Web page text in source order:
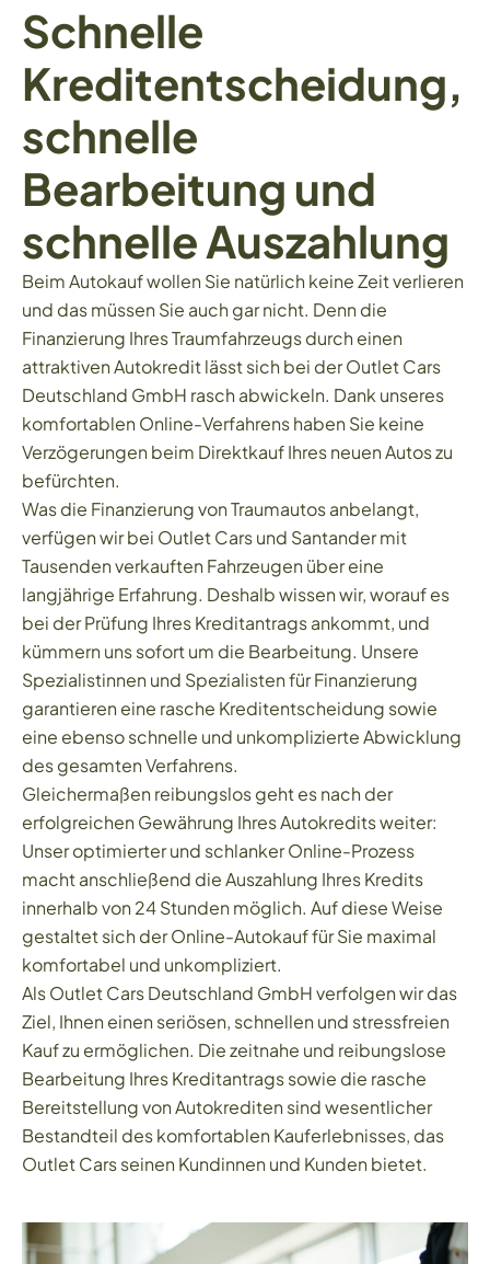
Schnelle
Kreditentscheidung,
schnelle
Bearbeitung und
schnelle Auszahlung
Beim Autokauf wollen Sie natürlich keine Zeit verlieren
und das müssen Sie auch gar nicht. Denn die
Finanzierung Ihres Traumfahrzeugs durch einen
attraktiven Autokredit lässt sich bei der Outlet Cars
Deutschland GmbH rasch abwickeln. Dank unseres
komfortablen Online-Verfahrens haben Sie keine
Verzögerungen beim Direktkauf Ihres neuen Autos zu
befürchten.
Was die Finanzierung von Traumautos anbelangt,
verfügen wir bei Outlet Cars und Santander mit
Tausenden verkauften Fahrzeugen über eine
langjährige Erfahrung. Deshalb wissen wir, worauf es
bei der Prüfung Ihres Kreditantrags ankommt, und
kümmern uns sofort um die Bearbeitung. Unsere
Spezialistinnen und Spezialisten für Finanzierung
garantieren eine rasche Kreditentscheidung sowie
eine ebenso schnelle und unkomplizierte Abwicklung
des gesamten Verfahrens.
Gleichermaßen reibungslos geht es nach der
erfolgreichen Gewährung Ihres Autokredits weiter:
Unser optimierter und schlanker Online-Prozess
macht anschließend die Auszahlung Ihres Kredits
innerhalb von 24 Stunden möglich. Auf diese Weise
gestaltet sich der Online-Autokauf für Sie maximal
komfortabel und unkompliziert.
Als Outlet Cars Deutschland GmbH verfolgen wir das
Ziel, Ihnen einen seriösen, schnellen und stressfreien
Kauf zu ermöglichen. Die zeitnahe und reibungslose
Bearbeitung Ihres Kreditantrags sowie die rasche
Bereitstellung von Autokrediten sind wesentlicher
Bestandteil des komfortablen Kauferlebnisses, das
Outlet Cars seinen Kundinnen und Kunden bietet.